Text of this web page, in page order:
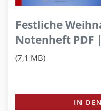
Festliche
Notenheft PDF
(7,1 MB)
IN